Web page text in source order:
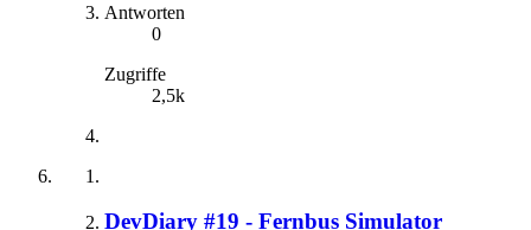
Antworten
0
Zugriffe
2,5k
DevDiary #19 - Fernbus Simulator